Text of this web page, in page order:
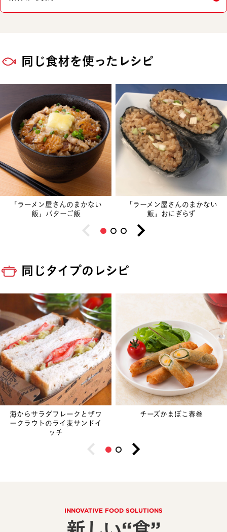
同じ食材を使ったレシピ
「ラーメン屋さんのまかない
飯」バターご飯
「ラーメン屋さんのまかない
飯」おにぎらず
同じタイプのレシピ
海からサラダフレークとザワ
ークラウトのライ麦サンドイ
ッチ
チーズかまぼこ春巻
INNOVATIVE FOOD SOLUTIONS